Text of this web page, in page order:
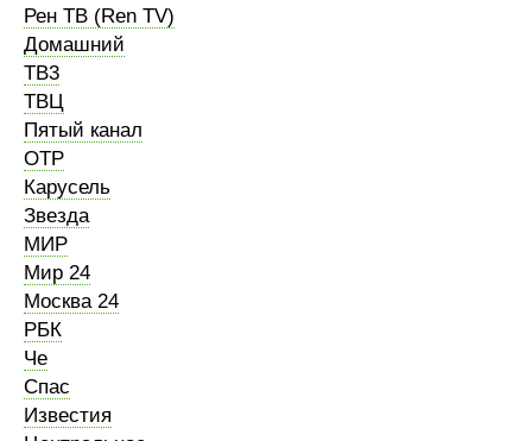
Рен ТВ (Ren TV)
Домашний
ТВ3
ТВЦ
Пятый канал
ОТР
Карусель
Звезда
МИР
Мир 24
Москва 24
РБК
Че
Спас
Известия